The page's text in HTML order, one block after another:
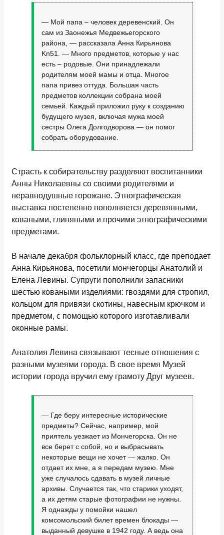
— Мой папа – человек деревенский. Он
сам из Заонежья Медвежьегорского
района, — рассказала Анна Кирьянова
Kn51. — Много предметов, которые у нас
есть – родовые. Они принадлежали
родителям моей мамы и отца. Многое
папа привез оттуда. Большая часть
предметов коллекции собрана моей
семьей. Каждый приложил руку к созданию
будущего музея, включая мужа моей
сестры Олега Долгодворова — он помог
собрать оборудование.
Страсть к собирательству разделяют воспитанники
Анны Николаевны со своими родителями и
неравнодушные горожане. Этнографическая
выставка постепенно пополняется деревянными,
коваными, глиняными и прочими этнографическими
предметами.
В начале декабря фольклорный класс, где преподает
Анна Кирьянова, посетили мончегорцы Анатолий и
Елена Левины. Супруги пополнили запасники
шестью коваными изделиями: гвоздями для стропил,
кольцом для привязи скотины, навесным крючком и
предметом, с помощью которого изготавливали
оконные рамы.
Анатолия Левина связывают тесные отношения с
разными музеями города. В свое время Музей
истории города вручил ему грамоту Друг музеев.
— Где беру интересные исторические
предметы? Сейчас, например, мой
приятель уезжает из Мончегорска. Он не
все берет с собой, но и выбрасывать
некоторые вещи не хочет — жалко. Он
отдает их мне, а я передам музею. Мне
уже случалось сдавать в музей личные
архивы. Случается так, что старики уходят,
а их детям старые фотографии не нужны.
Я однажды у помойки нашел
комсомольский билет времен блокады —
выданный девушке в 1942 году. А ведь она